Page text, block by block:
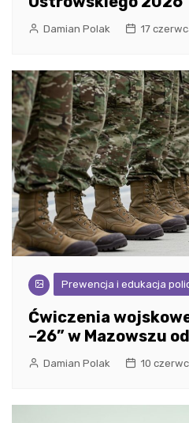
Damian Polak 17
Prewencja i edukacja
Ćwiczenia
–26” w Mazowszu
Damian Polak 10